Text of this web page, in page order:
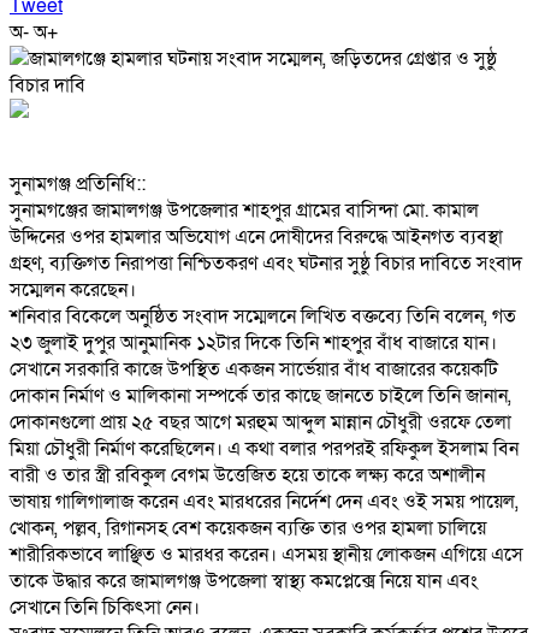
Tweet
অ-অ+
‎সুনামগঞ্জ প্রতিনিধি::
‎সুনামগঞ্জের জামালগঞ্জ উপজেলার শাহপুর গ্রামের বাসিন্দা মো. কামাল
উদ্দিনের ওপর হামলার অভিযোগ এনে দোষীদের বিরুদ্ধে আইনগত ব্যবস্থা
গ্রহণ, ব্যক্তিগত নিরাপত্তা নিশ্চিতকরণ এবং ঘটনার সুষ্ঠু বিচার দাবিতে সংবাদ
সম্মেলন করেছেন।
‎শনিবার বিকেলে অনুষ্ঠিত সংবাদ সম্মেলনে লিখিত বক্তব্যে তিনি বলেন, গত
২৩ জুলাই দুপুর আনুমানিক ১২টার দিকে তিনি শাহপুর বাঁধ বাজারে যান।
সেখানে সরকারি কাজে উপস্থিত একজন সার্ভেয়ার বাঁধ বাজারের কয়েকটি
দোকান নির্মাণ ও মালিকানা সম্পর্কে তার কাছে জানতে চাইলে তিনি জানান,
দোকানগুলো প্রায় ২৫ বছর আগে মরহুম আব্দুল মান্নান চৌধুরী ওরফে তেলা
মিয়া চৌধুরী নির্মাণ করেছিলেন। এ কথা বলার পরপরই রফিকুল ইসলাম বিন
বারী ও তার স্ত্রী রবিকুল বেগম উত্তেজিত হয়ে তাকে লক্ষ্য করে অশালীন
ভাষায় গালিগালাজ করেন এবং মারধরের নির্দেশ দেন এবং ওই সময় পায়েল,
খোকন, পল্লব, রিগানসহ বেশ কয়েকজন ব্যক্তি তার ওপর হামলা চালিয়ে
শারীরিকভাবে লাঞ্ছিত ও মারধর করেন। এসময় স্থানীয় লোকজন এগিয়ে এসে
তাকে উদ্ধার করে জামালগঞ্জ উপজেলা স্বাস্থ্য কমপ্লেক্সে নিয়ে যান এবং
সেখানে তিনি চিকিৎসা নেন।